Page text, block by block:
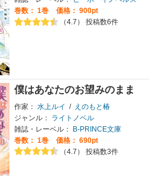
巻数： 1巻
価格： 900pt
（4.7） 投稿数6件
僕はあなたのお望みのまま
作家： 水上ルイ /
えのもと椿
ジャンル：
ライトノベル
雑誌・レーベル：
B-PRINCE文庫
巻数： 1巻
価格： 690pt
（4.7） 投稿数3件